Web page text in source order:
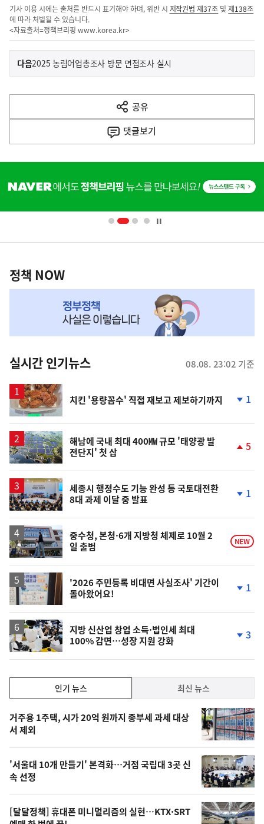
기사 이용 시에는 출처를 반드시 표기해야 하며, 위반 시 저작권법 제37조 및제138조
에 따라 처벌될 수 있습니다.
<자료출처=정책브리핑 www.korea.kr>
이
전
다
음
다음기
사
2025 농림어업총조사 방문 면접조사 실시
공유
열
기
댓글보기
단
영
책
NOW,
뉴
스
정책 NOW
실시간 인기뉴스 08.08. 23:02 기준
치킨 '용량꼼수' 직접 재보고 제보하기까지
하
1
해남에 국내 최대 400㎿ 규모 '태양광 발
전단지' 첫 삽
상
5
세종시 행정수도 기능 완성 등 국토대전환
8대 과제 이달 중 발표
하
락
1
중수청, 본청·6개 지방청 체제로 10월 2
일 출범
NEW
'2026 주민등록 비대면 사실조사' 기간이
돌아왔어요!
하
1
지방 신산업 창업 소득·법인세 최대
100% 감면…성장 지원 강화
하
락
3
기,
최
신,
오
늘
의
영
인기 뉴스 최신 뉴스
기
뉴
스
거주용 1주택, 시가 20억 원까지 종부세 과세 대상
서 제외
'서울대 10개 만들기' 본격화…거점 국립대 3곳 신
속 선정
[달달정책] 휴대폰 미니멀리즘의 실현…KTX·SRT